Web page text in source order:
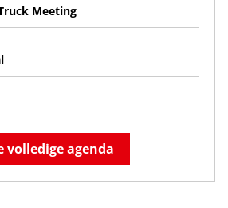
Meeting
volledige agenda